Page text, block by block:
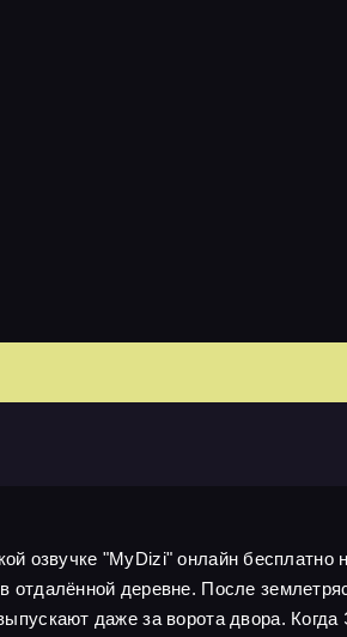
озвучке "MyDizi" онлайн бесплатно
деревне. После
даже за ворота двора. Когда